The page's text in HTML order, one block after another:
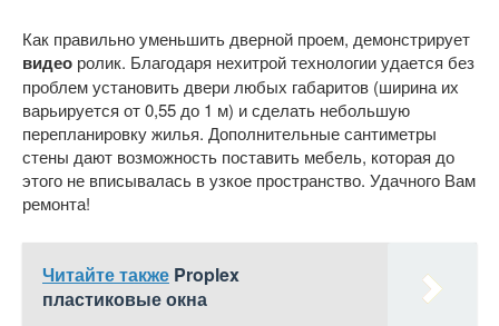
Как правильно уменьшить дверной проем, демонстрирует
видео ролик. Благодаря нехитрой технологии удается без
проблем установить двери любых габаритов (ширина их
варьируется от 0,55 до 1 м) и сделать небольшую
перепланировку жилья. Дополнительные сантиметры
стены дают возможность поставить мебель, которая до
этого не вписывалась в узкое пространство. Удачного Вам
ремонта!
Читайте также Proplex
пластиковые окна